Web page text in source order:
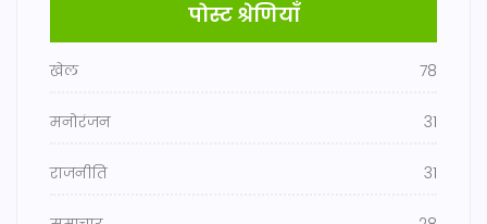
पोस्ट श्रेणियाँ
खेल 78
मनोरंजन 31
राजनीति 31